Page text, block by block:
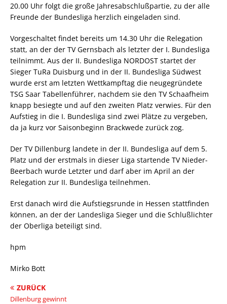
20.00 Uhr folgt die große Jahresabschlußpartie, zu der alle
Freunde der Bundesliga herzlich eingeladen sind.
Vorgeschaltet findet bereits um 14.30 Uhr die Relegation
statt, an der der TV Gernsbach als letzter der I. Bundesliga
teilnimmt. Aus der II. Bundesliga NORDOST startet der
Sieger TuRa Duisburg und in der II. Bundesliga Südwest
wurde erst am letzten Wettkampftag die neugegründete
TSG Saar Tabellenführer, nachdem sie den TV Schaafheim
knapp besiegte und auf den zweiten Platz verwies. Für den
Aufstieg in die I. Bundesliga sind zwei Plätze zu vergeben,
da ja kurz vor Saisonbeginn Brackwede zurück zog.
Der TV Dillenburg landete in der II. Bundesliga auf dem 5.
Platz und der erstmals in dieser Liga startende TV Nieder-
Beerbach wurde Letzter und darf aber im April an der
Relegation zur II. Bundesliga teilnehmen.
Erst danach wird die Aufstiegsrunde in Hessen stattfinden
können, an der der Landesliga Sieger und die Schlußlichter
der Oberliga beteiligt sind.
hpm
Mirko Bott
ZURÜCK
Dillenburg gewinnt